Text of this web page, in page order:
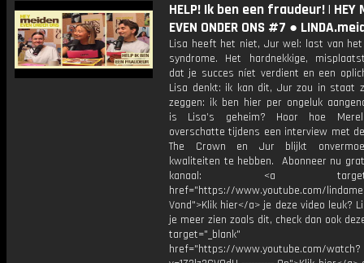
HELP! Ik ben een fraudeur! | HEY
EVEN ONDER ONS #7 ●
Lisa heeft het niet, Jur wel: last van
syndrome. Het hardnekkige,
dat je succes níet verdient en een
Lisa denkt: ik kan dit, Jur zou in staat
zeggen: ik ben hier per ongeluk
is Lisa’s geheim? Hoor hoe
overschatte tijdens een interview met
The Crown en Jur blijkt
kwaliteiten te hebben. Abonneer nu
kanaal: <a
href="https://www.youtube.com/
Vond">Klik hier</a> je deze video leuk?
je meer zien zoals dit, check dan ook
target="_blank"
href="https://www.youtube.com/watch?